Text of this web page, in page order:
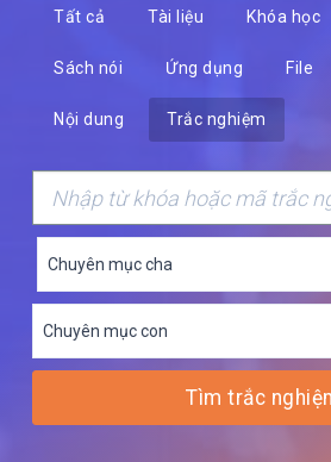
Tất cả Tài liệu Khóa học
Sách nói Ứng dụng File
Nội dung Trắc nghiệm
Chuyên mục cha
Chuyên mục con
Tìm trắc